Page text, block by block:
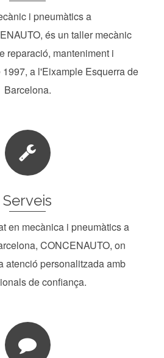
i pneumàtics a
és un taller mecànic
reparació, manteniment i
a l'Eixample Esquerra de
Barcelona.
Serveis
en mecànica i pneumàtics a
CONCENAUTO, on
atenció personalitzada amb
de confiança.